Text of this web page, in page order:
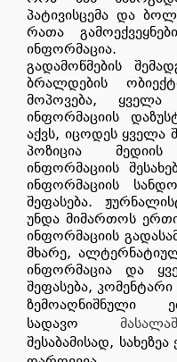
პატივისცემა და
რათა
ინფორმაცია.
გადამოწმების
ბრალდების
მოპოვება, ყველა
ინფორმაციის
აქვს, იცოდეს ყველა
პოზიცია
ინფორმაციის
ინფორმაციის
შეფასება.
უნდა მიმართოს
ინფორმაციის
მხარე,
ინფორმაცია და
შეფასება,
ზემოაღნიშნული
სადავო
შესაბამისად,